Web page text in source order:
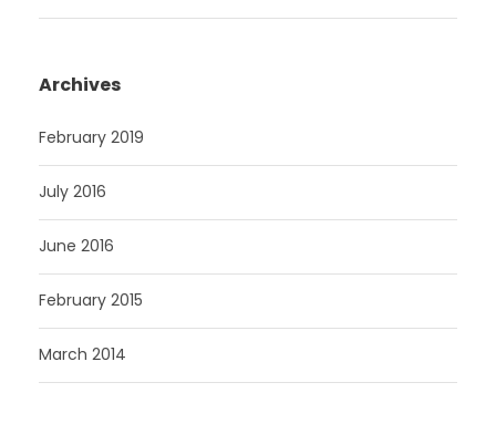
Archives
February 2019
July 2016
June 2016
February 2015
March 2014